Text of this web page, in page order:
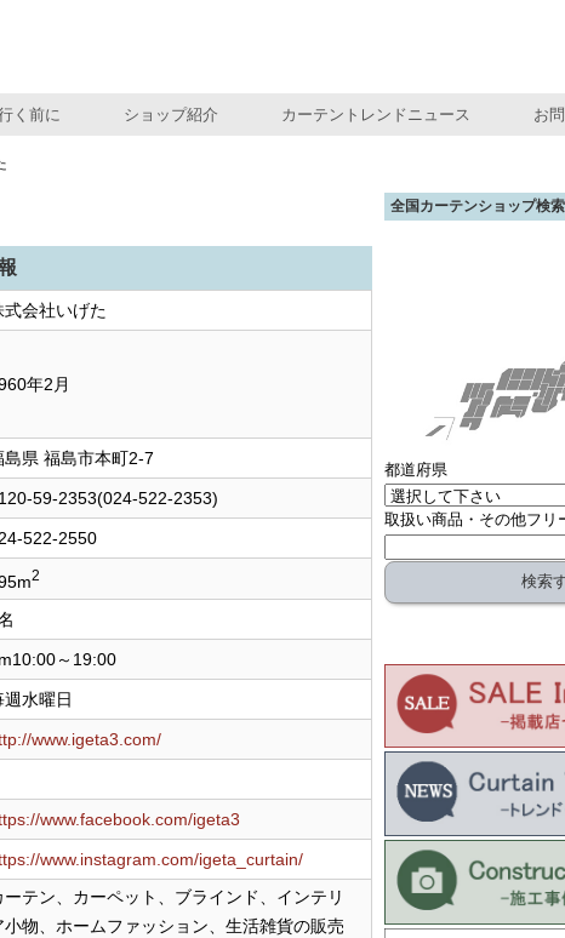
く前に ショップ紹介 カーテントレンドニュース お
式会社いげた
年2月
島県 福島市本町2-7
59-2353(024-522-2353)
522-2550
2
～19:00
週水曜日
www.igeta3.com/
www.facebook.com/igeta3
www.instagram.com/igeta_curtain/
ーテン、カーペット、ブラインド、インテリ
小物、ホームファッション、生活雑貨の販売
全国カーテンショップ検索
都道府県
取扱い商品・その他フリ